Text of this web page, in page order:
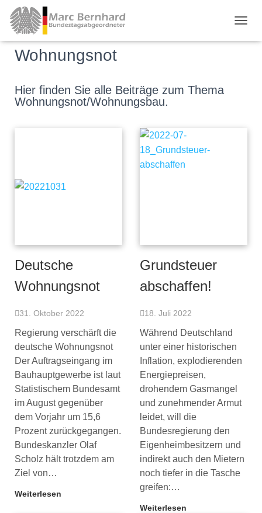
Wohnungsnot
Hier finden Sie alle Beiträge zum Thema
Wohnungsnot/Wohnungsbau.
Deutsche
Wohnungsnot
31. Oktober 2022
Regierung verschärft die
deutsche Wohnungsnot
Der Auftragseingang im
Bauhauptgewerbe ist laut
Statistischem Bundesamt
im August gegenüber
dem Vorjahr um 15,6
Prozent zurückgegangen.
Bundeskanzler Olaf
Scholz hält trotzdem am
Ziel von…
Weiterlesen
Grundsteuer
abschaffen!
18. Juli 2022
Während Deutschland
unter einer historischen
Inflation, explodierenden
Energiepreisen,
drohendem Gasmangel
und zunehmender Armut
leidet, will die
Bundesregierung den
Eigenheimbesitzern und
indirekt auch den Mietern
noch tiefer in die Tasche
greifen:…
Weiterlesen